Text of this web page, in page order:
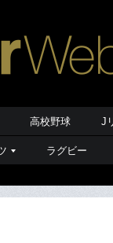
高校野球 J
ラグビー